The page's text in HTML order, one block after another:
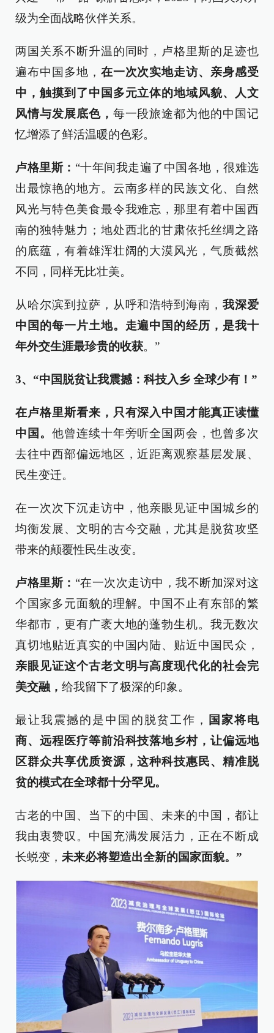
级为全面战略伙伴关系。
两国关系不断升温的同时，卢格里斯的足迹也
遍布中国多地， 在一次次实地走访、亲身感受
中，触摸到了中国多元立体的地域风貌、人文
风情与发展底色， 每一段旅途都为他的中国记
忆增添了鲜活温暖的色彩。
卢格里斯： “十年间我走遍了中国各地，很难选
出最惊艳的地方。云南多样的民族文化、自然
风光与特色美食最令我难忘，那里有着中国西
南的独特魅力；地处西北的甘肃依托丝绸之路
的底蕴，有着雄浑壮阔的大漠风光，气质截然
不同，同样无比壮美。
从哈尔滨到拉萨，从呼和浩特到海南，我深爱
中国的每一片土地。走遍中国的经历，是我十
年外交生涯最珍贵的收获。”
3、“中国脱贫让我震撼：科技入乡 全球少有！”
在卢格里斯看来，只有深入中国才能真正读懂
中国。 他曾连续十年旁听全国两会，也曾多次
去往中西部偏远地区，近距离观察基层发展、
民生变迁。
在一次次下沉走访中，他亲眼见证中国城乡的
均衡发展、文明的古今交融，尤其是脱贫攻坚
带来的颠覆性民生改变。
卢格里斯： “在一次次走访中，我不断加深对这
个国家多元面貌的理解。中国不止有东部的繁
华都市，更有广袤大地的蓬勃生机。我无数次
真切地贴近真实的中国内陆、贴近中国民众，
亲眼见证这个古老文明与高度现代化的社会完
美交融， 给我留下了极深的印象。
最让我震撼的是中国的脱贫工作，
国家将电
商、远程医疗等前沿科技落地乡村，让偏远地
区群众共享优质资源，这种科技惠民、精准脱
贫的模式在全球都十分罕见。
古老的中国、当下的中国、未来的中国，都让
我由衷赞叹。中国充满发展活力，正在不断成
长蜕变， 未来必将塑造出全新的国家面貌。”